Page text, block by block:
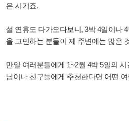
은 시기죠.
설 연휴도 다가오다보니, 3박 4일이나
을 고민하는 분들이 제 주변에는 많은
만일 여러분들에게 1~2월 4박 5일의
님이나 친구들에게 추천한다면 어떤